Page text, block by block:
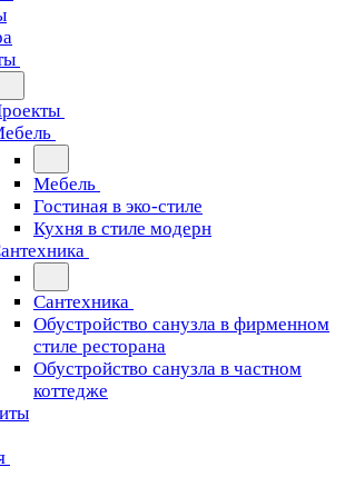
Мебель
Гостиная в эко-стиле
Кухня в стиле модерн
Сантехника
Обустройство санузла в фирменном
стиле ресторана
Обустройство санузла в частном
коттедже